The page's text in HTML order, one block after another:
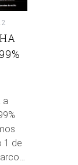
a
1 de